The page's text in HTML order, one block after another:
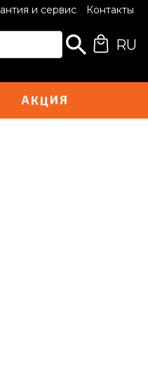
и сервис Контакты
RU
АКЦИЯ